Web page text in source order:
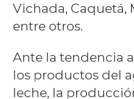
Vichada, Caquetá,
entre otros.
Ante la tendencia
los productos del
leche, la